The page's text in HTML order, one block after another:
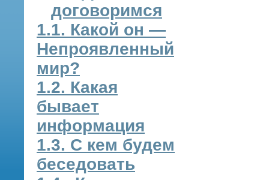
договоримся
1.1. Какой он —
Непроявленный
мир?
1.2. Какая
бывает
информация
1.3. С кем будем
беседовать